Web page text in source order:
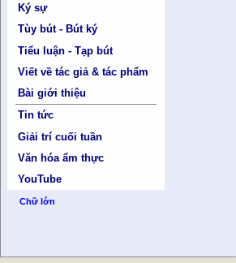
Ký sự
Tùy bút - Bút ký
Tiểu luận - Tạp bút
Viết về tác giả & tác phẩm
Bài giới thiệu
Tin tức
Giải trí cuối tuần
Văn hóa ẩm thực
YouTube
Chữ lớn